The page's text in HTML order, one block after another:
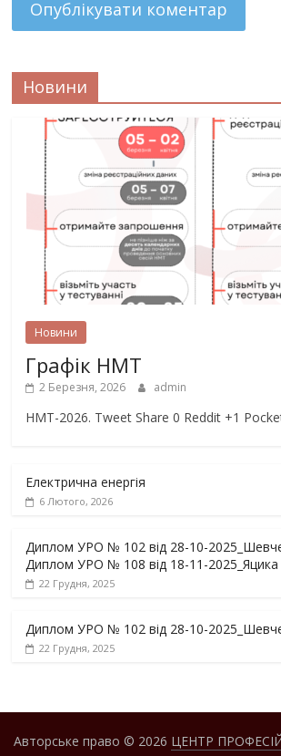
Новини
Новини
Графік НМТ
2 Березня, 2026 admin
НМТ-2026. Tweet Share 0 Reddit +1
Електрична енергія
6 Лютого, 2026
Диплом УРО № 102 від 28-10-
Диплом УРО № 108 від 18-11-2025_Яцика
22 Грудня, 2025
Диплом УРО № 102 від 28-10-
22 Грудня, 2025
Авторське право © 2026 ЦЕНТР